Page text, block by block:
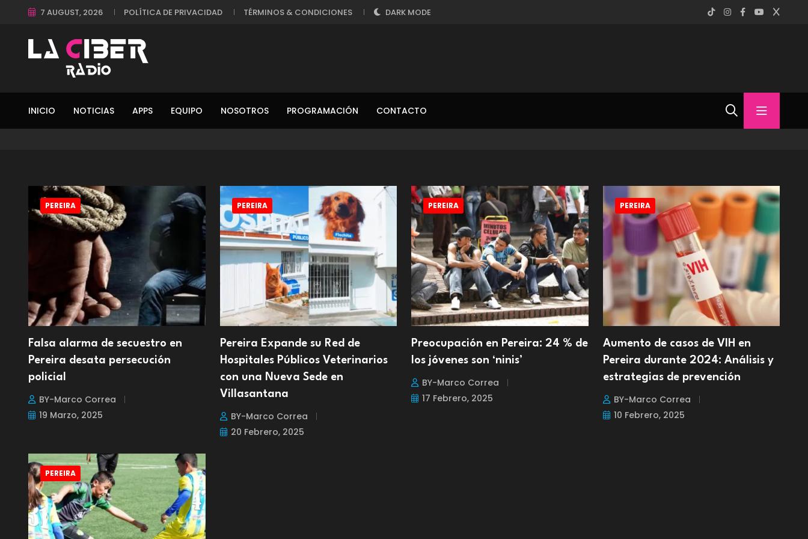
7 AUGUST, 2026 POLÍTICA DE PRIVACIDAD TÉRMINOS & CONDICIONES DARK MODE
INICIO NOTICIAS APPS EQUIPO NOSOTROS PROGRAMACIÓN CONTACTO
PEREIRA
Falsa alarma de secuestro en
Pereira desata persecución
policial
BY-Marco Correa
19 Marzo, 2025
PEREIRA
Pereira Expande su Red de
Hospitales Públicos Veterinarios
con una Nueva Sede en
Villasantana
BY-Marco Correa
20 Febrero, 2025
PEREIRA
Preocupación en Pereira: 24 % de
los jóvenes son ‘ninis’
BY-Marco Correa
17 Febrero, 2025
PEREIRA
Aumento de casos de VIH en
Pereira durante 2024: Análisis y
estrategias de prevención
BY-Marco Correa
10 Febrero, 2025
PEREIRA